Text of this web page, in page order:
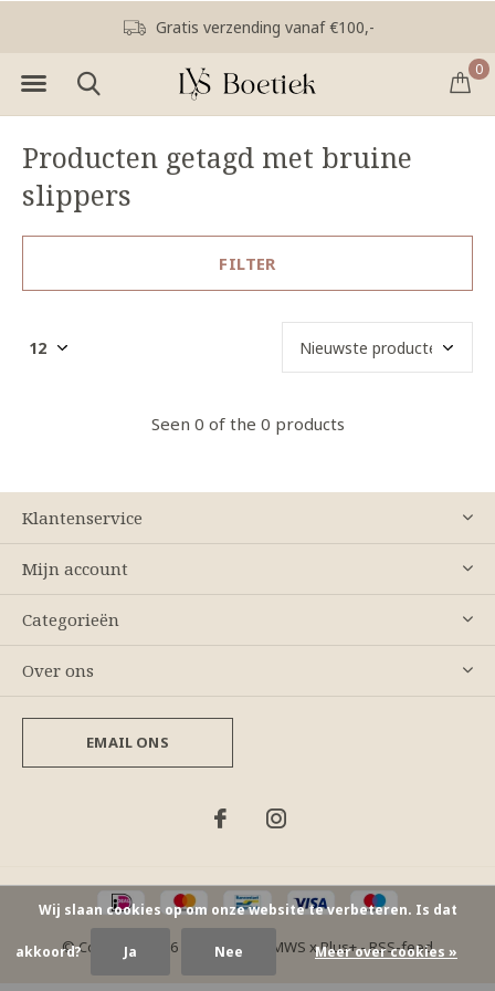
0
Gratis verzending vanaf €100,-
Producten getagd met bruine
slippers
FILTER
Seen 0 of the 0 products
Klantenservice
Mijn account
Categorieën
Over ons
EMAIL ONS
© Copyright 2026 - Theme By DMWS xPlus+-RSS-feed
Wij slaan cookies op om onze website te verbeteren. Is dat
akkoord? Ja Nee Meer over cookies »